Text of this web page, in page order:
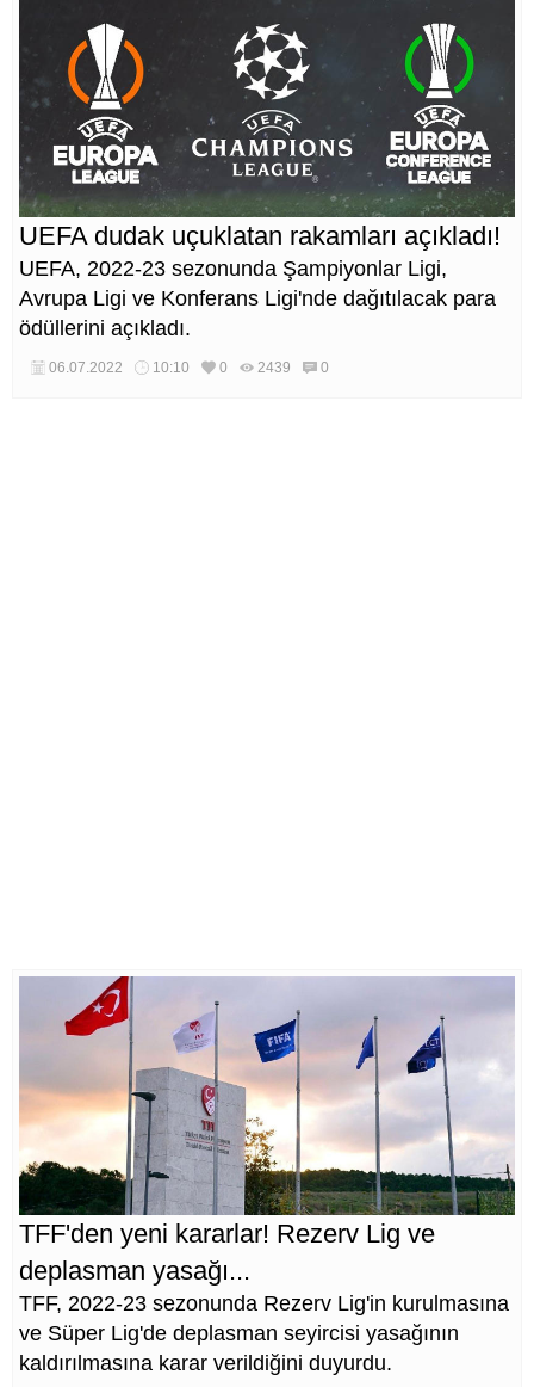
UEFA dudak uçuklatan rakamları açıkladı!
UEFA, 2022-23 sezonunda Şampiyonlar Ligi,
Avrupa Ligi ve Konferans Ligi'nde dağıtılacak para
ödüllerini açıkladı.
06.07.2022 10:10 0 2439 0
TFF'den yeni kararlar! Rezerv Lig ve
deplasman yasağı...
TFF, 2022-23 sezonunda Rezerv Lig'in kurulmasına
ve Süper Lig'de deplasman seyircisi yasağının
kaldırılmasına karar verildiğini duyurdu.